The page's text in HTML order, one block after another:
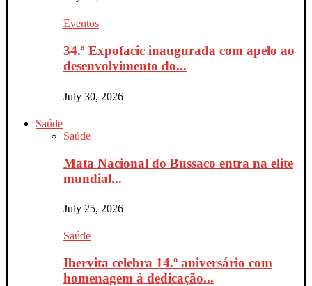
Eventos
34.ª Expofacic inaugurada com apelo ao
desenvolvimento do...
July 30, 2026
Saúde
Saúde
Mata Nacional do Bussaco entra na elite
mundial...
July 25, 2026
Saúde
Ibervita celebra 14.º aniversário com
homenagem à dedicação...